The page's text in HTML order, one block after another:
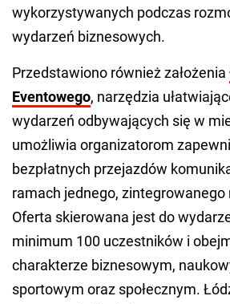
wykorzystywanych podczas
wydarzeń biznesowych.
Przedstawiono również założenia
Eventowego, narzędzia
wydarzeń odbywających się w
umożliwia organizatorom
bezpłatnych przejazdów
ramach jednego, zintegrowanego
Oferta skierowana jest do
minimum 100 uczestników i
charakterze biznesowym,
sportowym oraz społecznym.